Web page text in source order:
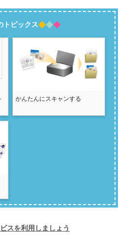
トピックス
かんたんにスキャンする
スを利用しましょう